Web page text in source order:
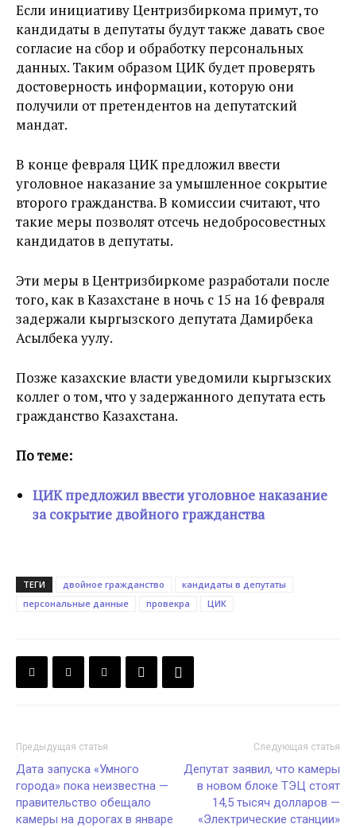
Если инициативу Центризбиркома примут, то
кандидаты в депутаты будут также давать свое
согласие на сбор и обработку персональных
данных. Таким образом ЦИК будет проверять
достоверность информации, которую они
получили от претендентов на депутатский
мандат.
В конце февраля ЦИК предложил ввести
уголовное наказание за умышленное сокрытие
второго гражданства. В комиссии считают, что
такие меры позволят отсечь недобросовестных
кандидатов в депутаты.
Эти меры в Центризбиркоме разработали после
того, как в Казахстане в ночь с 15 на 16 февраля
задержали кыргызского депутата Дамирбека
Асылбека уулу.
Позже казахские власти уведомили кыргызских
коллег о том, что у задержанного депутата есть
гражданство Казахстана.
По теме:
ЦИК предложил ввести уголовное наказание
за сокрытие двойного гражданства
ТЕГИ двойное гражданство
кандидаты в депутаты
персональные данные
провекра ЦИК
Предыдущая статья
Дата запуска «Умного
города» пока неизвестна —
правительство обещало
камеры на дорогах в январе
Следующая статья
Депутат заявил, что камеры
в новом блоке ТЭЦ стоят
14,5 тысяч долларов —
«Электрические станции»